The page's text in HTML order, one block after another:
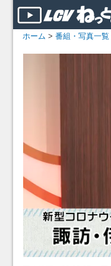
ホーム > 番組・写真一覧